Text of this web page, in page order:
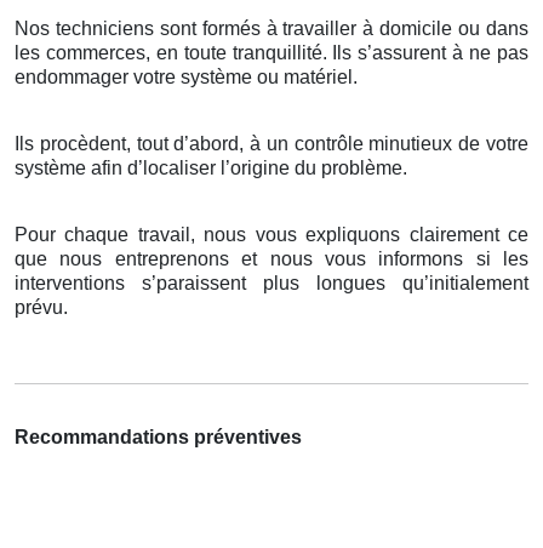
Nos techniciens sont formés à travailler à domicile ou dans
les commerces, en toute tranquillité. Ils s’assurent à ne pas
endommager votre système ou matériel.
Ils procèdent, tout d’abord, à un contrôle minutieux de votre
système afin d’localiser l’origine du problème.
Pour chaque travail, nous vous expliquons clairement ce
que nous entreprenons et nous vous informons si les
interventions s’paraissent plus longues qu’initialement
prévu.
Recommandations préventives